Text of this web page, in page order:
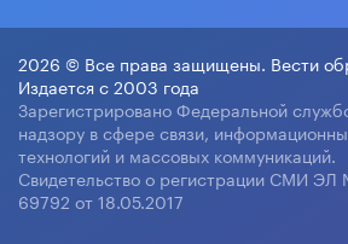
2026 © Все права защищены. Вести
Издается с 2003 года
Зарегистрировано Федеральной
надзору в сфере связи,
технологий и массовых коммуникаций.
Свидетельство о регистрации СМИ
69792 от 18.05.2017